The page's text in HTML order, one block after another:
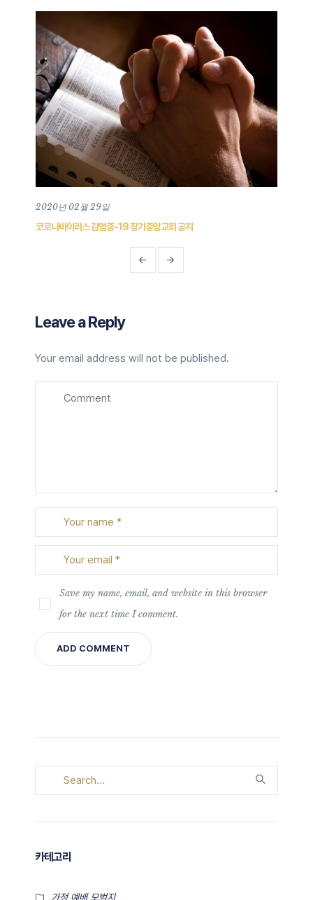
2020년 02월 29일
코로나바이러스 감염증-19 장기중앙교회 공지
Leave a Reply
Your email address will not be published.
Save my name, email, and website in this browser
for the next time I comment.
카테고리
가정 예배 모범지